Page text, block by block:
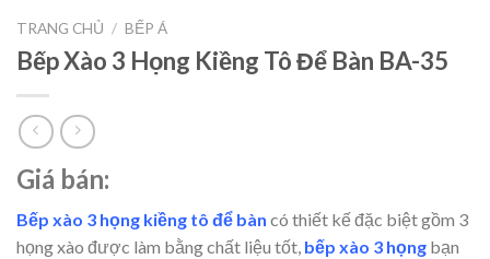
TRANG CHỦ / BẾP Á
Bếp Xào 3 Họng Kiềng Tô Để Bàn BA-35
Giá bán:
Bếp xào 3 họng kiềng tô để bàn có thiết kế đặc biệt gồm 3
họng xào được làm bằng chất liệu tốt, bếp xào 3 họng bạn